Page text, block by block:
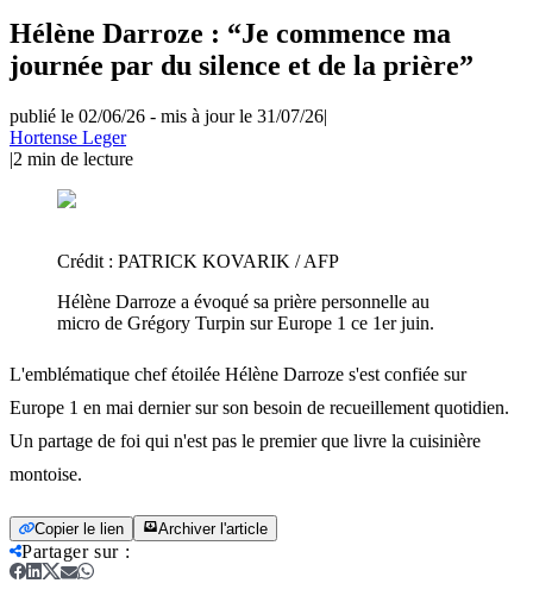
Hélène Darroze : “Je commence ma
journée par du silence et de la prière”
publié le 02/06/26 - mis à jour le 31/07/26|
Hortense Leger
|2 min de lecture
Crédit : PATRICK KOVARIK / AFP
Hélène Darroze a évoqué sa prière personnelle au
micro de Grégory Turpin sur Europe 1 ce 1er juin.
L'emblématique chef étoilée Hélène Darroze s'est confiée sur
Europe 1 en mai dernier sur son besoin de recueillement quotidien.
Un partage de foi qui n'est pas le premier que livre la cuisinière
montoise.
Copier le lien Archiver l'article
Partager sur: